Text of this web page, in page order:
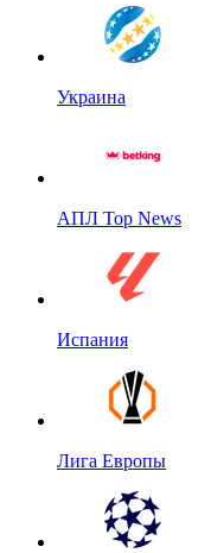
Украина
АПЛ Top News
Испания
Лига Европы